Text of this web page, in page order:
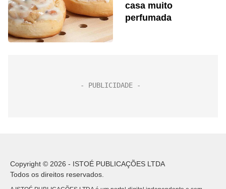
casa muito
perfumada
Copyright © 2026 - ISTOÉ PUBLICAÇÕES LTDA
Todos os direitos reservados.